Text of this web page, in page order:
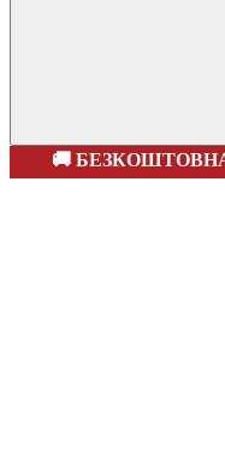
🚚 БЕЗКОШТОВНА